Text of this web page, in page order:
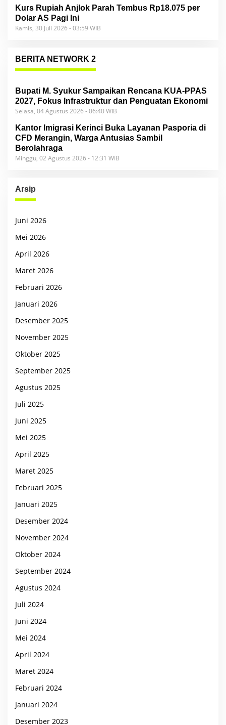
Kurs Rupiah Anjlok Parah Tembus Rp18.075 per
Dolar AS Pagi Ini
Kamis, 30 Juli 2026 - 03:59 WIB
BERITA NETWORK 2
Bupati M. Syukur Sampaikan Rencana KUA-PPAS
2027, Fokus Infrastruktur dan Penguatan Ekonomi
Selasa, 04 Agustus 2026 - 06:40 WIB
Kantor Imigrasi Kerinci Buka Layanan Pasporia di
CFD Merangin, Warga Antusias Sambil
Berolahraga
Minggu, 02 Agustus 2026 - 12:31 WIB
Arsip
Juni 2026
Mei 2026
April 2026
Maret 2026
Februari 2026
Januari 2026
Desember 2025
November 2025
Oktober 2025
September 2025
Agustus 2025
Juli 2025
Juni 2025
Mei 2025
April 2025
Maret 2025
Februari 2025
Januari 2025
Desember 2024
November 2024
Oktober 2024
September 2024
Agustus 2024
Juli 2024
Juni 2024
Mei 2024
April 2024
Maret 2024
Februari 2024
Januari 2024
Desember 2023